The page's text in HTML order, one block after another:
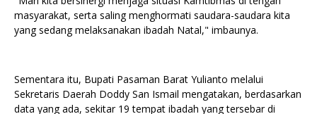
masyarakat, serta saling menghormati saudara-saudara kita
yang sedang melaksanakan ibadah Natal," imbaunya.
Sementara itu, Bupati Pasaman Barat Yulianto melalui
Sekretaris Daerah Doddy San Ismail mengatakan, berdasarkan
data yang ada, sekitar 19 tempat ibadah yang tersebar di